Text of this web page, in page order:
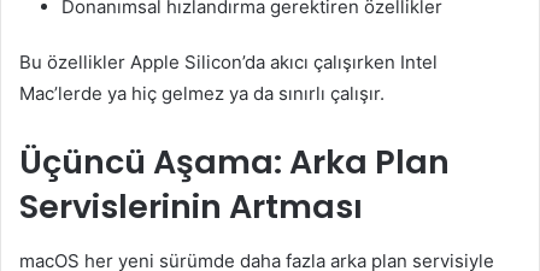
Donanımsal hızlandırma gerektiren özellikler
Bu özellikler Apple Silicon’da akıcı çalışırken Intel
Mac’lerde ya hiç gelmez ya da sınırlı çalışır.
Üçüncü Aşama: Arka Plan
Servislerinin Artması
macOS her yeni sürümde daha fazla arka plan servisiyle